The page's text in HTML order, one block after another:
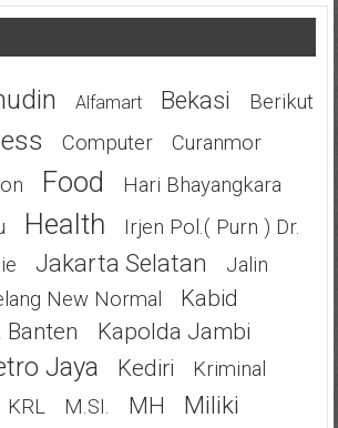
Alfamart Bekasi
Berikut
Computer Curanmor
Food
Hari Bhayangkara
Health
Irjen Pol.( Purn ) Dr.
Jakarta Selatan
Jalin
New Normal
Kabid
Kapolda Jambi
Jaya Kediri Kriminal
KRL M.SI. MH
Miliki